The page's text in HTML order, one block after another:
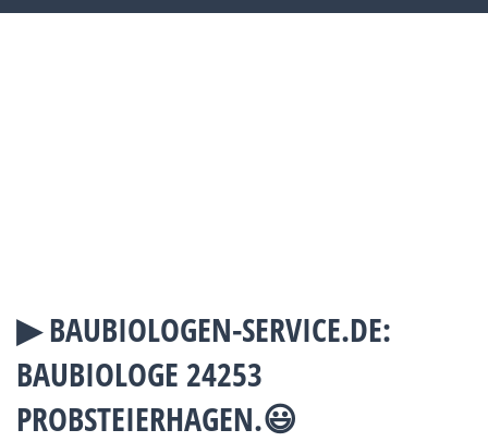
▶︎ BAUBIOLOGEN-SERVICE.DE:
BAUBIOLOGE 24253
PROBSTEIERHAGEN.😃